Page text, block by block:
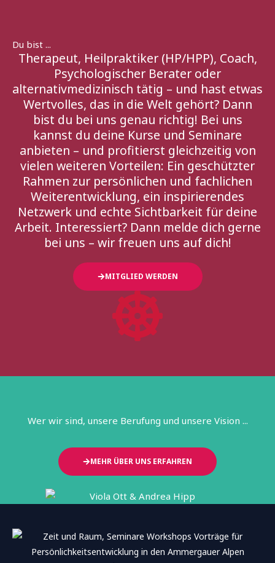
Du bist ...
Therapeut, Heilpraktiker (HP/HPP), Coach,
Psychologischer Berater oder
alternativmedizinisch tätig – und hast etwas
Wertvolles, das in die Welt gehört? Dann
bist du bei uns genau richtig! Bei uns
kannst du deine Kurse und Seminare
anbieten – und profitierst gleichzeitig von
vielen weiteren Vorteilen: Ein geschützter
Rahmen zur persönlichen und fachlichen
Weiterentwicklung, ein inspirierendes
Netzwerk und echte Sichtbarkeit für deine
Arbeit. Interessiert? Dann melde dich gerne
bei uns – wir freuen uns auf dich!
MITGLIED WERDEN
Wer wir sind, unsere Berufung und unsere Vision ...
MEHR ÜBER UNS ERFAHREN